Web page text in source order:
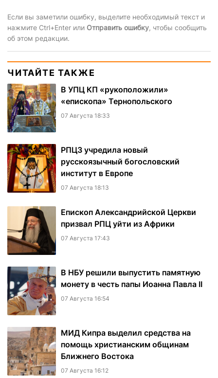
Если вы заметили ошибку, выделите необходимый текст и
нажмите Ctrl+Enter или Отправить ошибку, чтобы сообщить
об этом редакции.
ЧИТАЙТЕ ТАКЖЕ
В УПЦ КП «рукоположили»
«епископа» Тернопольского
07 Августа 18:33
РПЦЗ учредила новый
русскоязычный богословский
институт в Европе
07 Августа 18:13
Епископ Александрийской Церкви
призвал РПЦ уйти из Африки
07 Августа 17:43
В НБУ решили выпустить памятную
монету в честь папы Иоанна Павла II
07 Августа 16:54
МИД Кипра выделил средства на
помощь христианским общинам
Ближнего Востока
07 Августа 16:12